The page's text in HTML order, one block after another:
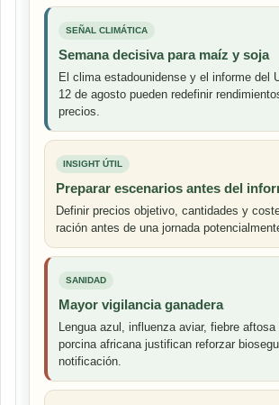
SEÑAL CLIMÁTICA
Semana decisiva para maíz y soja
El clima estadounidense y el informe del
12 de agosto pueden redefinir
precios.
INSIGHT ÚTIL
Preparar escenarios antes del
Definir precios objetivo, cantidades y
ración antes de una jornada
SANIDAD
Mayor vigilancia ganadera
Lengua azul, influenza aviar, fiebre
porcina africana justifican reforzar
notificación.